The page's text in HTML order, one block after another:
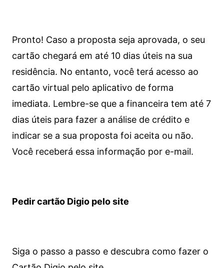
Pronto! Caso a proposta seja aprovada, o seu
cartão chegará em até 10 dias úteis na sua
residência. No entanto, você terá acesso ao
cartão virtual pelo aplicativo de forma
imediata. Lembre-se que a financeira tem até 7
dias úteis para fazer a análise de crédito e
indicar se a sua proposta foi aceita ou não.
Você receberá essa informação por e-mail.
Pedir cartão Digio pelo site
Siga o passo a passo e descubra como fazer o